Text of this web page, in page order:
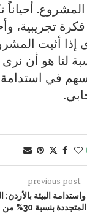
أحياناً
تجريبية،
إذا أثبت
لنا هو أن
في استدامة
previous post
البيئة بالأردن:
30% من مزيج الطاقة